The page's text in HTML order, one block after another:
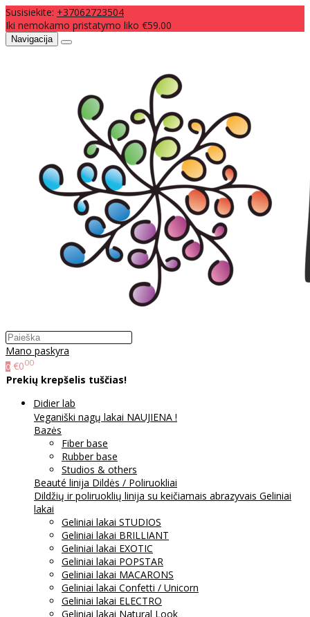
Susisiekite: +37062723504
Iki nemokamo pristatymo liko €59.00
Navigacija
Mano paskyra
0 €000
Prekių krepšelis tuščias!
Didier lab
Veganiški nagų lakai NAUJIENA !
Bazės
Fiber base
Rubber base
Studios & others
Beauté linija Dildės / Poliruokliai
Dildžių ir poliruoklių linija su keičiamais abrazyvais Geliniai
lakai
Geliniai lakai STUDIOS
Geliniai lakai BRILLIANT
Geliniai lakai EXOTIC
Geliniai lakai POPSTAR
Geliniai lakai MACARONS
Geliniai lakai Confetti / Unicorn
Geliniai lakai ELECTRO
Geliniai lakai Natural Look